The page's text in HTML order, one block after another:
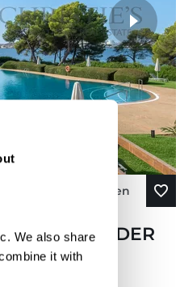
We also share
it with
Mehr sehen
IN DER